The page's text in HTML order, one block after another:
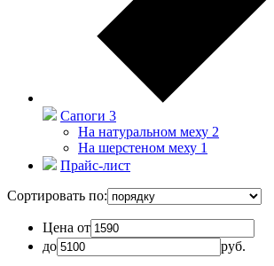
Сапоги 3
На натуральном меху 2
На шерстеном меху 1
Прайс-лист
Сортировать по:
Цена от
до
руб.